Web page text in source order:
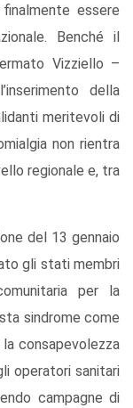
essere
Benché il
Vizziello –
della
meritevoli di
non rientra
regionale e, tra
del 13 gennaio
gli stati membri
per la
sindrome come
consapevolezza
operatori sanitari
campagne di